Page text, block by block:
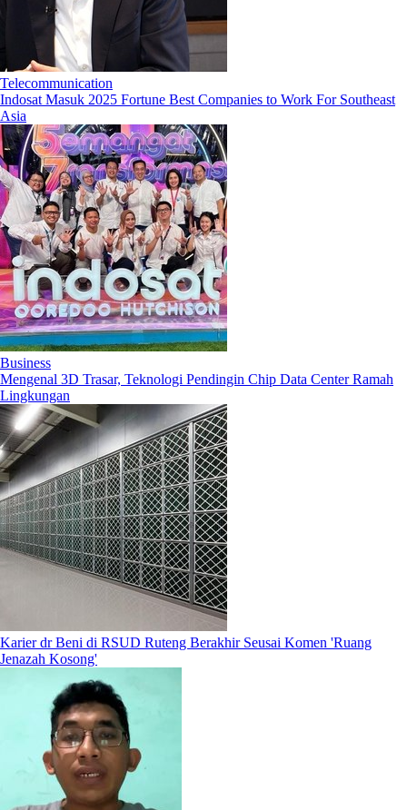
Telecommunication
Indosat Masuk 2025 Fortune Best Companies to Work For Southeast
Asia
Business
Mengenal 3D Trasar, Teknologi Pendingin Chip Data Center Ramah
Lingkungan
Karier dr Beni di RSUD Ruteng Berakhir Seusai Komen 'Ruang
Jenazah Kosong'